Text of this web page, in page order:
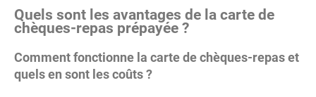
Quels sont les avantages de la carte de
chèques-repas prépayée ?
Comment fonctionne la carte de chèques-repas et
quels en sont les coûts ?